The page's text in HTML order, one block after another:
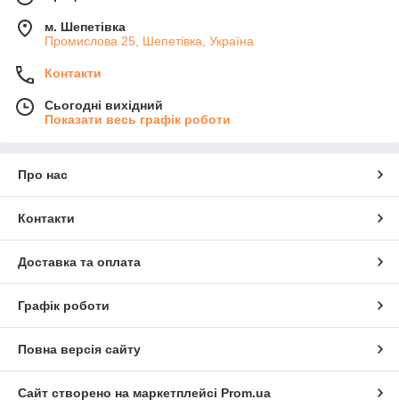
м. Шепетівка
Промислова 25, Шепетівка, Україна
Контакти
Сьогодні вихідний
Показати весь графік роботи
Про нас
Контакти
Доставка та оплата
Графік роботи
Повна версія сайту
Сайт створено на маркетплейсі Prom.ua